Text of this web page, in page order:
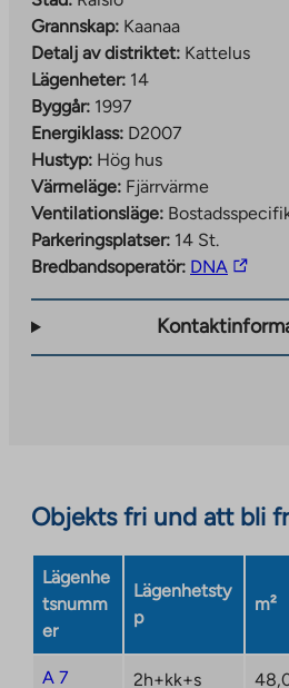
Grannskap: Kaanaa
Detalj av distriktet: Kattelus
Lägenheter: 14
Byggår: 1997
Energiklass: D2007
Hustyp: Hög hus
Värmeläge: Fjärrvärme
Ventilationsläge:
Parkeringsplatser: 14 St.
Bredbandsoperatör: DNA The
takes
opens
in
a
new
Objekts fri und att bli
Lägenhe
tsnumm
er
Lägenhetsty
p
m²
A 7 2h+kk+s